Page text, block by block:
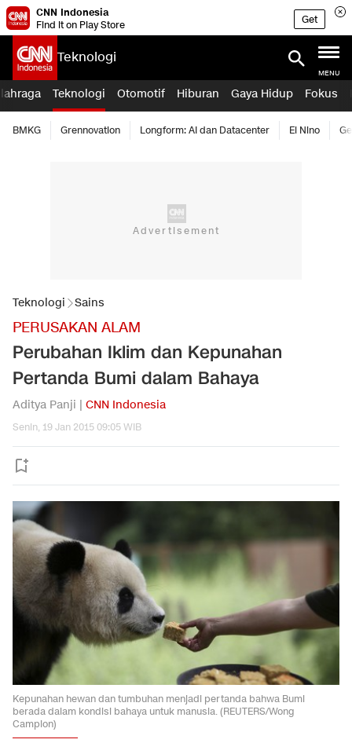
CNN Indonesia
Find it on Play Store
Get
Teknologi
MENU
Teknologi Otomotif Hiburan Gaya Hidup Fokus
BMKG Grennovation Longform: AI dan Datacenter El Nino
Teknologi Sains
PERUSAKAN ALAM
Perubahan Iklim dan Kepunahan
Pertanda Bumi dalam Bahaya
Aditya Panji | CNN Indonesia
Senin, 19 Jan 2015 09:05 WIB
Kepunahan hewan dan tumbuhan menjadi pertanda bahwa Bumi
berada dalam kondisi bahaya untuk manusia. (REUTERS/Wong
Campion)